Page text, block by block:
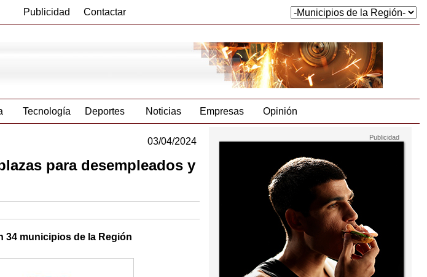
Publicidad Contactar
Tecnología Deportes Noticias Empresas Opinión
03/04/2024
para desempleados y
34 municipios de la Región